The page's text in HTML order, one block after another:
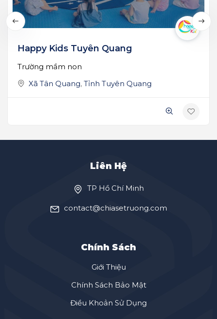
Happy Kids Tuyên Quang
Trường mầm non
Xã Tân Quang, Tỉnh Tuyên Quang
Liên Hệ
TP Hồ Chí Minh
contact@chiasetruong.com
Chính Sách
Giới Thiệu
Chính Sách Bảo Mật
Điều Khoản Sử Dụng